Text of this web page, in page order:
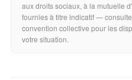
aux droits sociaux, à la mutuelle
fournies à titre indicatif —
convention collective pour les
votre situation.